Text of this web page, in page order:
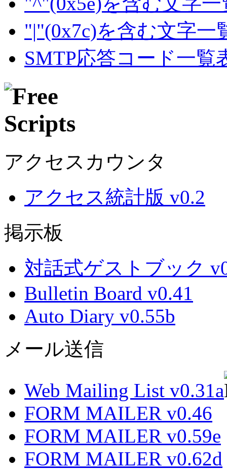
"|"(0x7c)を含む文字一
SMTP応答コード一覧
アクセスカウンタ
アクセス統計版 v0.2
掲示板
対話式ゲストブック
Bulletin Board v0.41
Auto Diary v0.55b
メール送信
Web Mailing List v0.31a
FORM MAILER v0.46
FORM MAILER v0.59e
FORM MAILER v0.62d